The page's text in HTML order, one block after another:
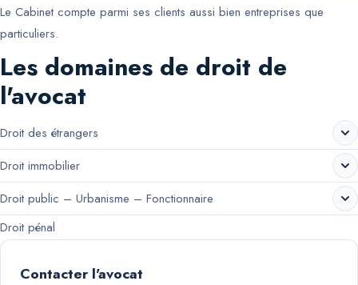
Le Cabinet compte parmi ses clients aussi bien entreprises que
particuliers.
Les domaines de droit de
l'avocat
Droit des étrangers
Droit immobilier
Droit public – Urbanisme – Fonctionnaire
Droit pénal
Contacter l'avocat